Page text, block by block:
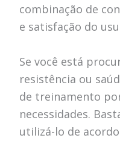
combinação de
e satisfação do
Se você está
resistência ou
de treinamento
necessidades.
utilizá-lo de